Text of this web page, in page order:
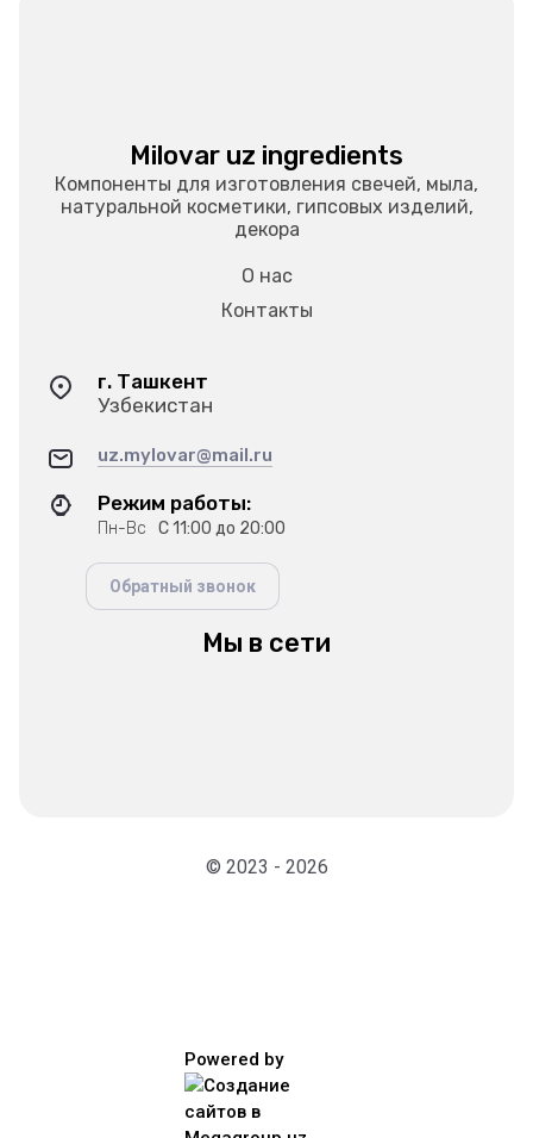
Milovar uz ingredients
Компоненты для изготовления свечей, мыла,
натуральной косметики, гипсовых изделий,
декора
О нас
Контакты
г. Ташкент
Узбекистан
uz.mylovar@mail.ru
Режим работы:
Пн-Вс С 11:00 до 20:00
Обратный звонок
Мы в сети
© 2023 - 2026
Powered by